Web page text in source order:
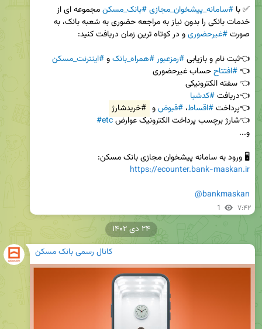
✅ با #سامانه_پیشخوان_مجازی#بانک_مسکن
صورت #غیرحضوری
👈ثبت نام و بازیابی #رمزعبور#همراه_بانک و #اینترنت_مسکن
👈 #افتتاح
👈دریافت #کدشبا
👈پرداخت #اقساط، #قبوض و #خریدشارژ
👈شارژ برچسب پرداخت الکترونیک عوارض #etc
🖥 ورود به سامانه پیشخوان مجازی بانک مسکن:
https://ecounter.bank-maskan.ir
@bankmaskan
1 ۷:۴۲
کانال رسمی بانک مسکن
۲۴ دی ۱۴۰۲